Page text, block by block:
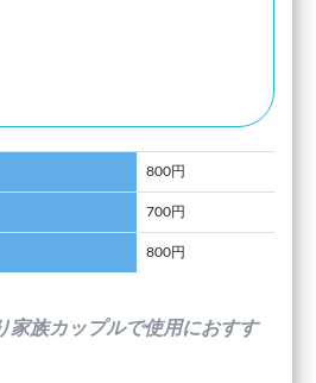
800円
700円
800円
家族カップルで使用におすす